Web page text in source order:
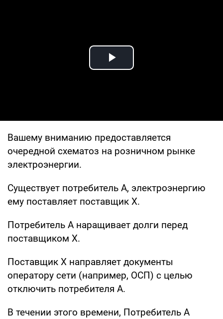
Play Video
Вашему вниманию предоставляется
очередной схематоз на розничном рынке
электроэнергии.
Существует потребитель А, электроэнергию
ему поставляет поставщик Х.
Потребитель А наращивает долги перед
поставщиком Х.
Поставщик Х направляет документы
оператору сети (например, ОСП) с целью
отключить потребителя А.
В течении этого времени, Потребитель А